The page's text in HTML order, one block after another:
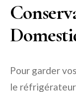
Pour garder
le